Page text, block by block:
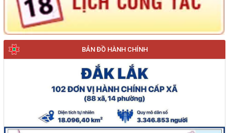
BẢN ĐỒ HÀNH CHÍNH